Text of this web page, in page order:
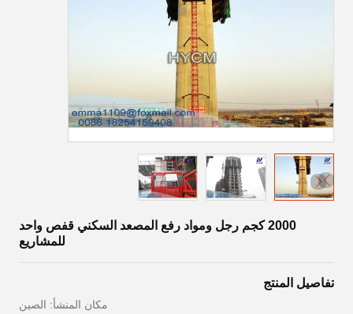
2000 كجم رجل ومواد رفع المصعد السكني قفص واحد
للمشاريع
تفاصيل المنتج
مكان المنشأ: الصين